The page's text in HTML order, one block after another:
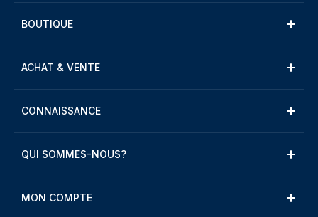
BOUTIQUE
ACHAT & VENTE
CONNAISSANCE
QUI SOMMES-NOUS?
MON COMPTE